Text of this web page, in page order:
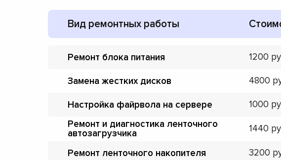
Вид ремонтных работы
Ремонт блока питания 1200
Замена жестких дисков 4800
Настройка файрвола на сервере 1000
Ремонт и диагностика ленточного
автозагрузчика
1440
Ремонт ленточного накопителя 3200